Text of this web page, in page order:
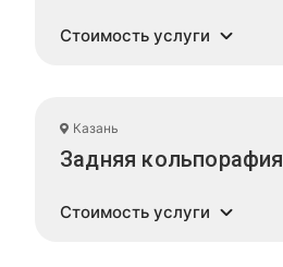
Стоимость услуги
Казань
Задняя кольпорафия
Стоимость услуги